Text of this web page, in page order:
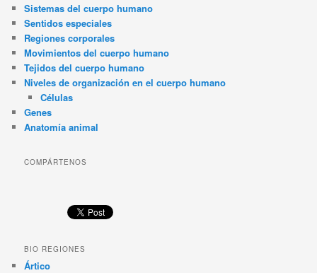
Sistemas del cuerpo humano
Sentidos especiales
Regiones corporales
Movimientos del cuerpo humano
Tejidos del cuerpo humano
Niveles de organización en el cuerpo humano
Células
Genes
Anatomía animal
COMPÁRTENOS
BIO REGIONES
Ártico